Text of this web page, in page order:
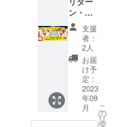
は『星の王
子さま』に
関わってい
る状態で死
にたい！」
と思い、星
の王子さま
ミュージア
王子さ
ま』や
サン=テ
グジュ
ペリに
関する
情報な
どを随
時メー
ルさせ
ていた
だきま
ン・ネ
クスト
ゴール
挑戦
中！／
「渡り
鳥コー
ス」：
【お礼
メー
ル】＋
支援
者：
2人
お届
け予
定：
2023
年09
月
こ
の
リ
タ